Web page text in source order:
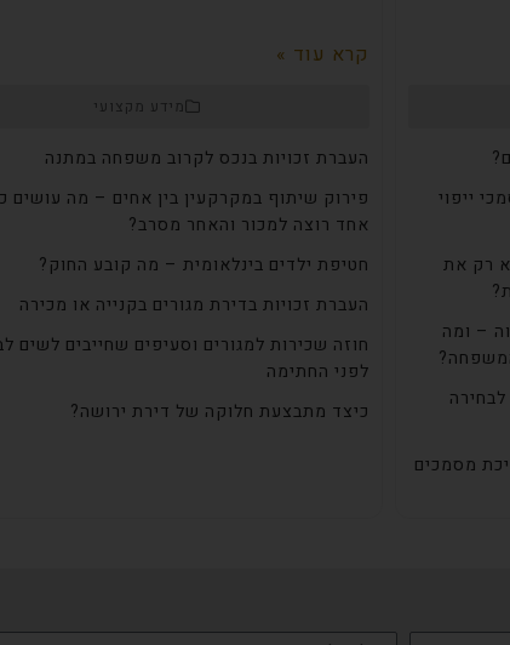
ייפוי
רק את
– ומה
מסמכים
קרא עוד »
מידע מקצועי
העברת זכויות בנכס לקרוב משפחה במתנה
פירוק שיתוף במקרקעין בין אחים – מה
אחד רוצה למכור והאחר מסרב?
חטיפת ילדים בינלאומית – מה קובע החוק?
העברת זכויות בדירת מגורים בקנייה או מכירה
חוזה שכירות למגורים וסעיפים שחייבים לשים
לפני החתימה
כיצד מתבצעת חלוקה של דירת ירושה?